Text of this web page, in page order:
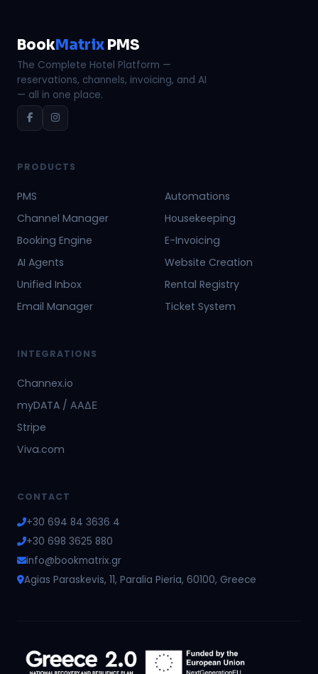
BookMatrix PMS
The Complete Hotel Platform —
reservations, channels, invoicing, and AI
— all in one place.
PRODUCTS
PMS
Channel Manager
Booking Engine
AI Agents
Unified Inbox
Email Manager
Automations
Housekeeping
E-Invoicing
Website Creation
Rental Registry
Ticket System
INTEGRATIONS
Channex.io
myDATA / ΑΑΔΕ
Stripe
Viva.com
CONTACT
+30 694 84 3636 4
+30 698 3625 880
info@bookmatrix.gr
Agias Paraskevis, 11, Paralia Pieria, 60100, Greece